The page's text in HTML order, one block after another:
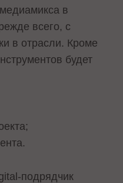
в
всего, с
в отрасли. Кроме
будет
подрядчик